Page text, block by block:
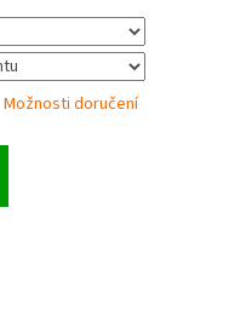
Možnosti doručení